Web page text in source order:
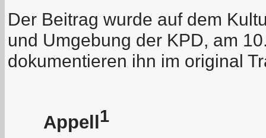
Der Beitrag wurde auf dem
und Umgebung der KPD, am
dokumentieren ihn im original
Appell 1